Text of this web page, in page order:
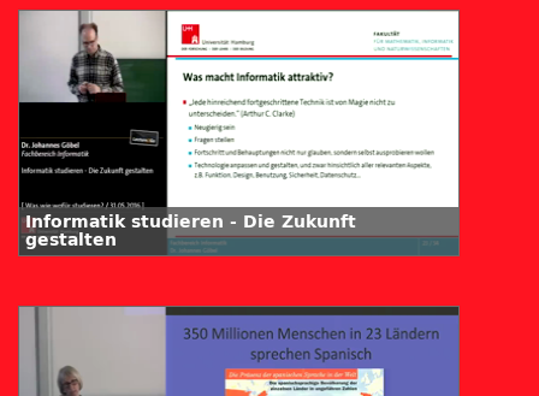
Informatik studieren - Die Zukunft
gestalten